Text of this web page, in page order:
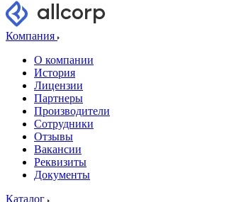
Компания
О компании
История
Лицензии
Партнеры
Производители
Сотрудники
Отзывы
Вакансии
Реквизиты
Документы
Каталог